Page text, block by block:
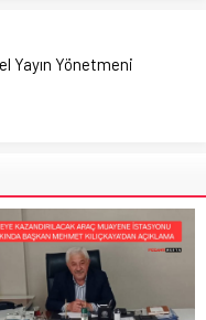
Yayın Yönetmeni